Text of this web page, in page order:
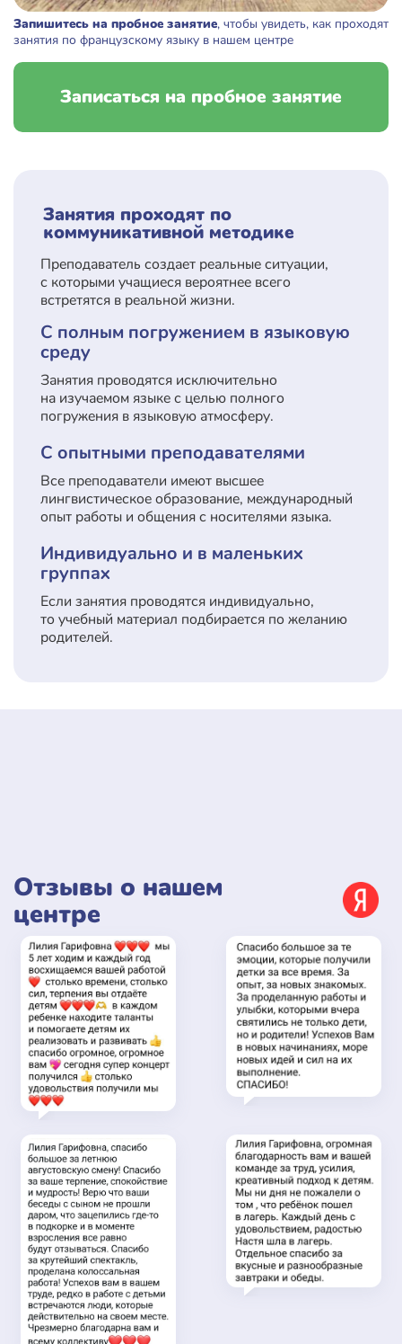
Запишитесь на пробное занятие, чтобы увидеть, как проходят
занятия по французскому языку в нашем центре
Записаться на пробное занятие
Занятия проходят по
коммуникативной методике
Преподаватель создает реальные ситуации,
с которыми учащиеся вероятнее всего
встретятся в реальной жизни.
С полным погружением в языковую
среду
Занятия проводятся исключительно
на изучаемом языке с целью полного
погружения в языковую атмосферу.
С опытными преподавателями
Все преподаватели имеют высшее
лингвистическое образование, международный
опыт работы и общения с носителями языка.
Индивидуально и в маленьких
группах
Если занятия проводятся индивидуально,
то учебный материал подбирается по желанию
родителей.
Отзывы о нашем
центре